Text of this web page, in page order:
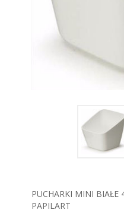
PUCHARKI MINI BIAŁE
PAPILART